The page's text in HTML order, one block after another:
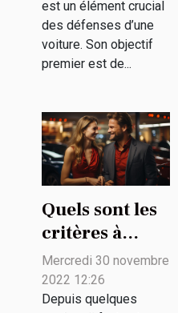
est un élément crucial
des défenses d’une
voiture. Son objectif
premier est de...
Quels sont les
critères à
prendre en
compte pour
choisir entre
Mercredi 30 novembre
2022 12:26
Depuis quelques